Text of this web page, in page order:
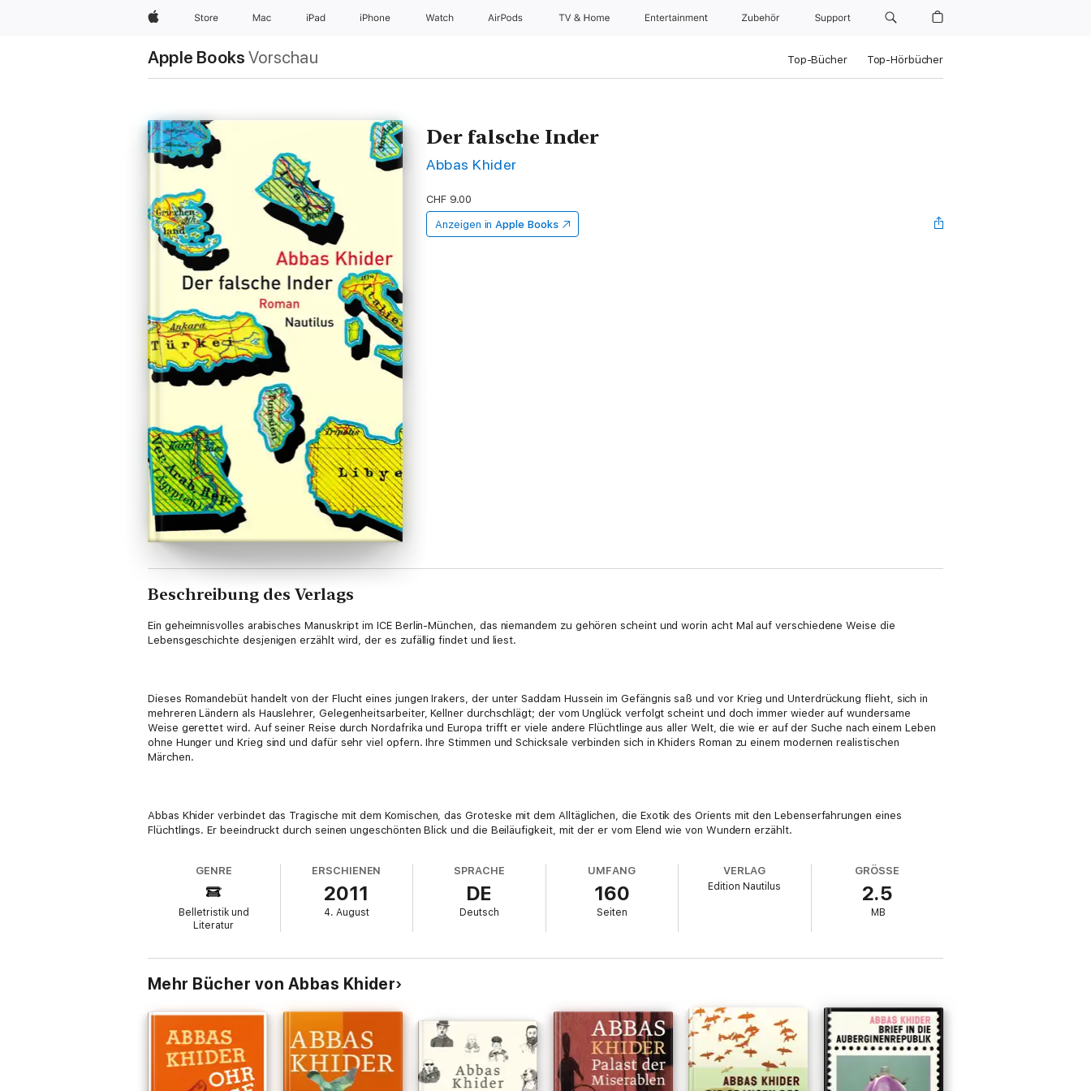
Apple Store Mac iPad iPhone Watch AirPods TV & Home Entertainment Zubehör Support
Apple Books Vorschau Top-Bücher Top-Hörbücher
Der falsche Inder
Abbas Khider
CHF 9.00
Anzeigen in Apple Books
Beschreibung des Verlags
Ein geheimnisvolles arabisches Manuskript im ICE Berlin-München, das niemandem zu gehören scheint und worin acht Mal auf verschiedene Weise die
Lebensgeschichte desjenigen erzählt wird, der es zufällig findet und liest.
Dieses Romandebüt handelt von der Flucht eines jungen Irakers, der unter Saddam Hussein im Gefängnis saß und vor Krieg und Unterdrückung flieht, sich in
mehreren Ländern als Hauslehrer, Gelegenheitsarbeiter, Kellner durchschlägt; der vom Unglück verfolgt scheint und doch immer wieder auf wundersame
Weise gerettet wird. Auf seiner Reise durch Nordafrika und Europa trifft er viele andere Flüchtlinge aus aller Welt, die wie er auf der Suche nach einem Leben
ohne Hunger und Krieg sind und dafür sehr viel opfern. Ihre Stimmen und Schicksale verbinden sich in Khiders Roman zu einem modernen realistischen
Märchen.
Abbas Khider verbindet das Tragische mit dem Komischen, das Groteske mit dem Alltäglichen, die Exotik des Orients mit den Lebenserfahrungen eines
Flüchtlings. Er beeindruckt durch seinen ungeschönten Blick und die Beiläufigkeit, mit der er vom Elend wie von Wundern erzählt.
GENRE
Belletristik und
Literatur
ERSCHIENEN
2011
4. August
SPRACHE
DE
Deutsch
UMFANG
160
Seiten
VERLAG
Edition Nautilus
GRÖSSE
2.5
MB
Mehr Bücher von Abbas Khider